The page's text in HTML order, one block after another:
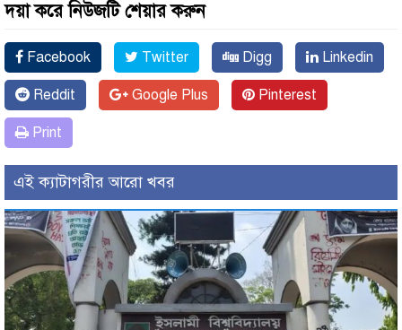
দয়া করে নিউজটি শেয়ার করুন
Facebook Twitter Digg Linkedin
Reddit Google Plus Pinterest
Print
এই ক্যাটাগরীর আরো খবর